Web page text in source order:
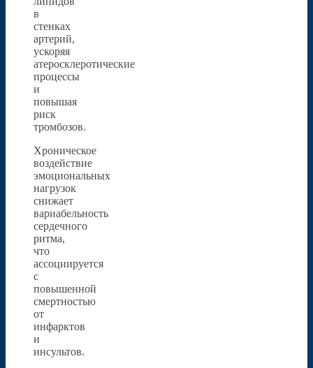
в
стенках
артерий,
ускоряя
атеросклеротические
процессы
и
повышая
риск
тромбозов.
Хроническое
воздействие
эмоциональных
нагрузок
снижает
вариабельность
сердечного
ритма,
что
ассоциируется
с
повышенной
смертностью
от
инфарктов
и
инсультов.